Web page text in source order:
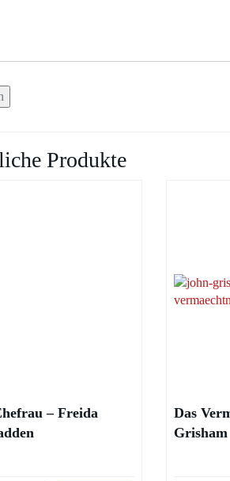
Produkte
– Freida
Das
Grisham